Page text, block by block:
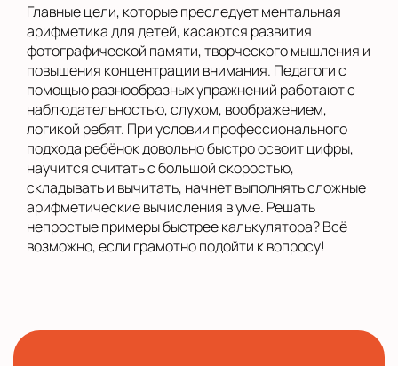
Главные цели, которые преследует ментальная
арифметика для детей, касаются развития
фотографической памяти, творческого мышления и
повышения концентрации внимания. Педагоги с
помощью разнообразных упражнений работают с
наблюдательностью, слухом, воображением,
логикой ребят. При условии профессионального
подхода ребёнок довольно быстро освоит цифры,
научится считать с большой скоростью,
складывать и вычитать, начнет выполнять сложные
арифметические вычисления в уме. Решать
непростые примеры быстрее калькулятора? Всё
возможно, если грамотно подойти к вопросу!